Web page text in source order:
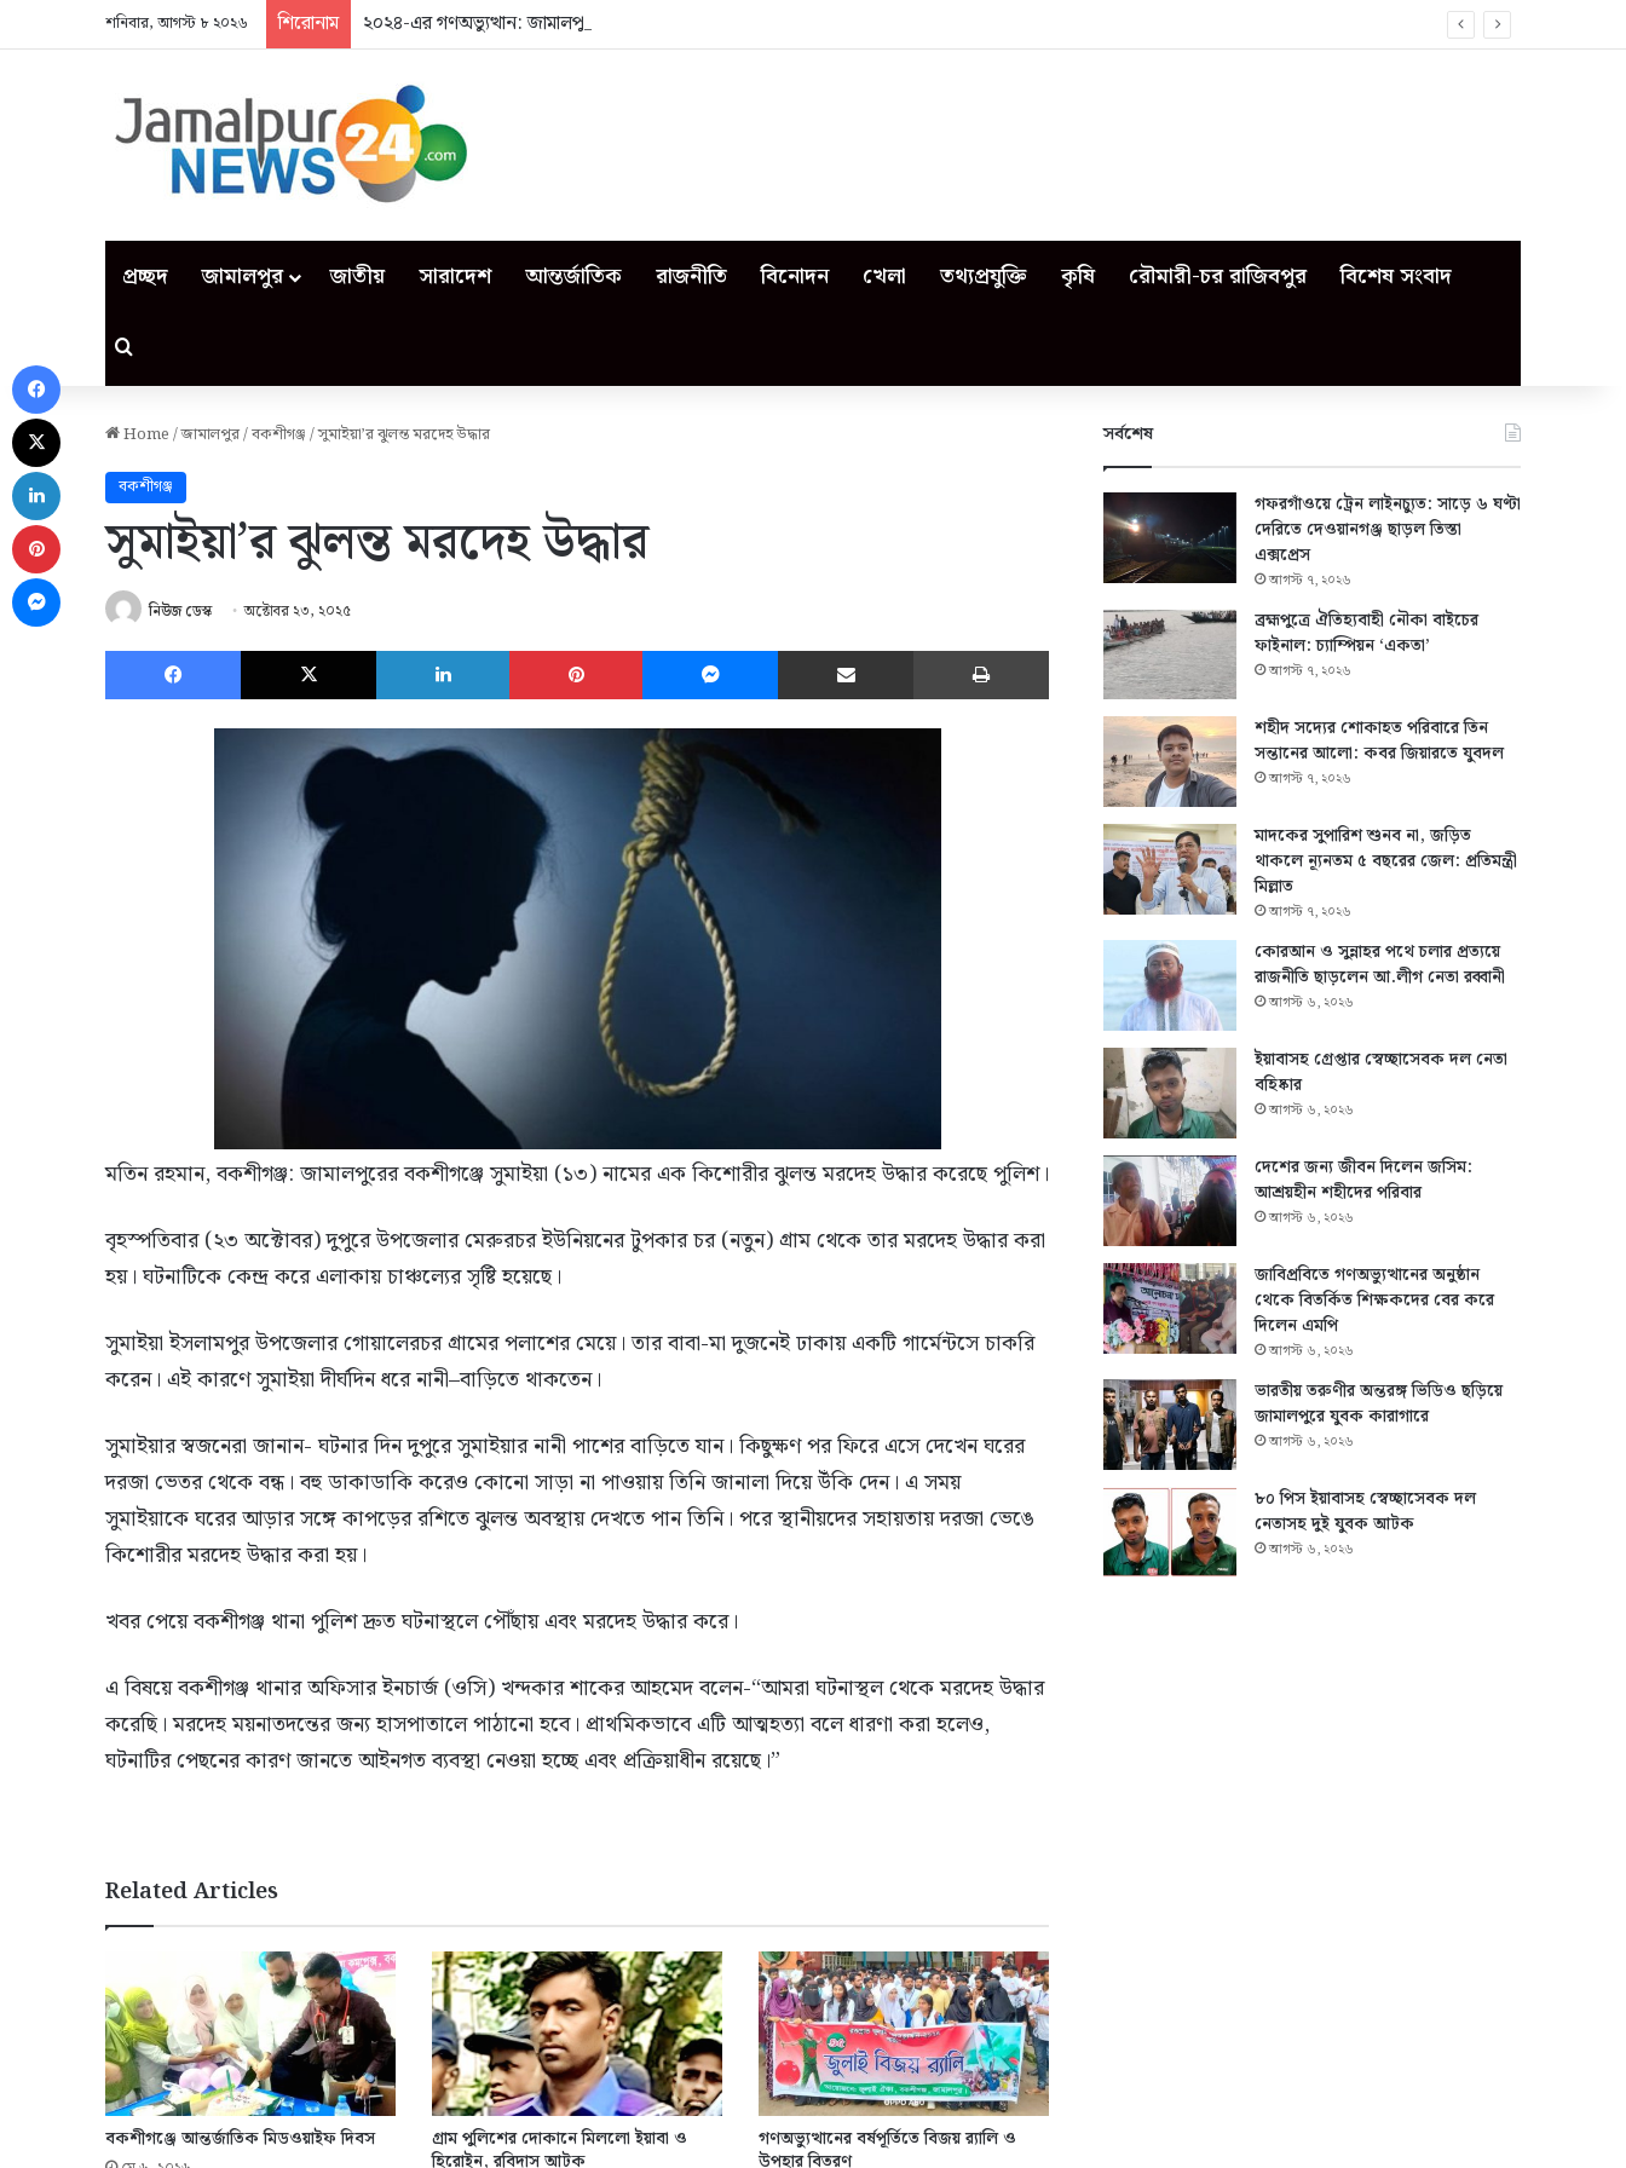
শনিবার, আগস্ট ৮ ২০২৬ শিরোনাম ২০২৪-এর গণঅভ্যুত্থান: জামালপুরে কী কী ঘটেছিল?
প্রচ্ছদ জামালপুর জাতীয় সারাদেশ আন্তর্জাতিক রাজনীতি বিনোদন খেলা তথ্যপ্রযুক্তি কৃষি রৌমারী-চর রাজিবপুর বিশেষ সংবাদ
Search for
Home/জামালপুর/বকশীগঞ্জ/সুমাইয়া’র ঝুলন্ত মরদেহ উদ্ধার
বকশীগঞ্জ
সুমাইয়া’র ঝুলন্ত মরদেহ উদ্ধার
নিউজ ডেস্ক অক্টোবর ২৩, ২০২৫
Facebook X LinkedIn Pinterest Messenger Share via Email Print
মতিন রহমান, বকশীগঞ্জ: জামালপুরের বকশীগঞ্জে সুমাইয়া (১৩) নামের এক কিশোরীর ঝুলন্ত মরদেহ উদ্ধার করেছে পুলিশ।
বৃহস্পতিবার (২৩ অক্টোবর) দুপুরে উপজেলার মেরুরচর ইউনিয়নের টুপকার চর (নতুন) গ্রাম থেকে তার মরদেহ উদ্ধার করা
হয়। ঘটনাটিকে কেন্দ্র করে এলাকায় চাঞ্চল্যের সৃষ্টি হয়েছে।
সুমাইয়া ইসলামপুর উপজেলার গোয়ালেরচর গ্রামের পলাশের মেয়ে। তার বাবা-মা দুজনেই ঢাকায় একটি গার্মেন্টসে চাকরি
করেন। এই কারণে সুমাইয়া দীর্ঘদিন ধরে নানী–বাড়িতে থাকতেন।
সুমাইয়ার স্বজনেরা জানান- ঘটনার দিন দুপুরে সুমাইয়ার নানী পাশের বাড়িতে যান। কিছুক্ষণ পর ফিরে এসে দেখেন ঘরের
দরজা ভেতর থেকে বন্ধ। বহু ডাকাডাকি করেও কোনো সাড়া না পাওয়ায় তিনি জানালা দিয়ে উঁকি দেন। এ সময়
সুমাইয়াকে ঘরের আড়ার সঙ্গে কাপড়ের রশিতে ঝুলন্ত অবস্থায় দেখতে পান তিনি। পরে স্থানীয়দের সহায়তায় দরজা ভেঙে
কিশোরীর মরদেহ উদ্ধার করা হয়।
খবর পেয়ে বকশীগঞ্জ থানা পুলিশ দ্রুত ঘটনাস্থলে পৌঁছায় এবং মরদেহ উদ্ধার করে।
এ বিষয়ে বকশীগঞ্জ থানার অফিসার ইনচার্জ (ওসি) খন্দকার শাকের আহমেদ বলেন-“আমরা ঘটনাস্থল থেকে মরদেহ উদ্ধার
করেছি। মরদেহ ময়নাতদন্তের জন্য হাসপাতালে পাঠানো হবে। প্রাথমিকভাবে এটি আত্মহত্যা বলে ধারণা করা হলেও,
ঘটনাটির পেছনের কারণ জানতে আইনগত ব্যবস্থা নেওয়া হচ্ছে এবং প্রক্রিয়াধীন রয়েছে।”
Related Articles
বকশীগঞ্জে আন্তর্জাতিক মিডওয়াইফ দিবস
গ্রাম পুলিশের দোকানে মিললো ইয়াবা ও
হিরোইন, রবিদাস আটক
গণঅভ্যুত্থানের বর্ষপূর্তিতে বিজয় র‍্যালি ও
উপহার বিতরণ
সর্বশেষ
গফরগাঁওয়ে ট্রেন লাইনচ্যুত: সাড়ে ৬ ঘণ্টা
দেরিতে দেওয়ানগঞ্জ ছাড়ল তিস্তা
এক্সপ্রেস
আগস্ট ৭, ২০২৬
ব্রহ্মপুত্রে ঐতিহ্যবাহী নৌকা বাইচের
ফাইনাল: চ্যাম্পিয়ন ‘একতা’
আগস্ট ৭, ২০২৬
শহীদ সদ্যের শোকাহত পরিবারে তিন
সন্তানের আলো: কবর জিয়ারতে যুবদল
আগস্ট ৭, ২০২৬
মাদকের সুপারিশ শুনব না, জড়িত
থাকলে ন্যূনতম ৫ বছরের জেল: প্রতিমন্ত্রী
মিল্লাত
আগস্ট ৭, ২০২৬
কোরআন ও সুন্নাহর পথে চলার প্রত্যয়ে
রাজনীতি ছাড়লেন আ.লীগ নেতা রব্বানী
আগস্ট ৬, ২০২৬
ইয়াবাসহ গ্রেপ্তার স্বেচ্ছাসেবক দল নেতা
বহিষ্কার
আগস্ট ৬, ২০২৬
দেশের জন্য জীবন দিলেন জসিম:
আশ্রয়হীন শহীদের পরিবার
আগস্ট ৬, ২০২৬
জাবিপ্রবিতে গণঅভ্যুত্থানের অনুষ্ঠান
থেকে বিতর্কিত শিক্ষকদের বের করে
দিলেন এমপি
আগস্ট ৬, ২০২৬
ভারতীয় তরুণীর অন্তরঙ্গ ভিডিও ছড়িয়ে
জামালপুরে যুবক কারাগারে
আগস্ট ৬, ২০২৬
৮০ পিস ইয়াবাসহ স্বেচ্ছাসেবক দল
নেতাসহ দুই যুবক আটক
আগস্ট ৬, ২০২৬
Facebook
LinkedIn
Pinterest
Messenger